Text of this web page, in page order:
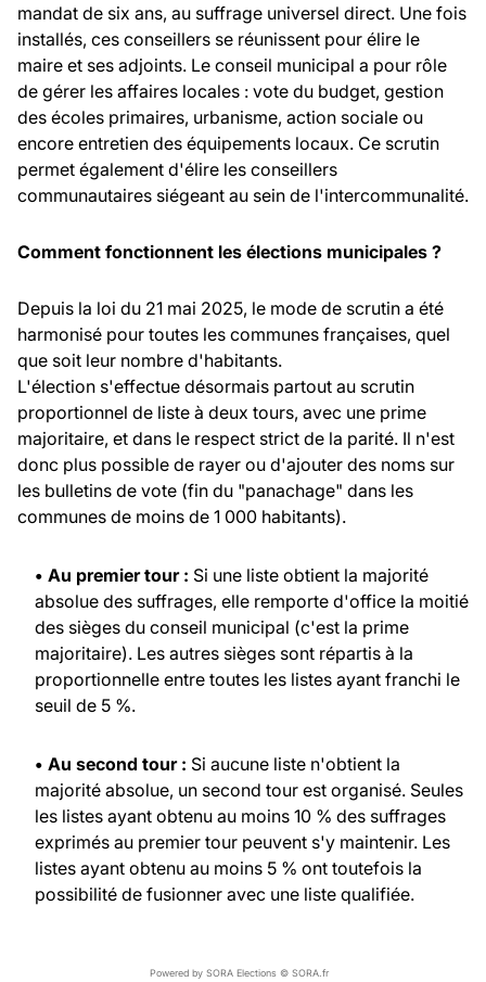
mandat de six ans, au suffrage universel direct. Une fois
installés, ces conseillers se réunissent pour élire le
maire et ses adjoints. Le conseil municipal a pour rôle
de gérer les affaires locales : vote du budget, gestion
des écoles primaires, urbanisme, action sociale ou
encore entretien des équipements locaux. Ce scrutin
permet également d'élire les conseillers
communautaires siégeant au sein de l'intercommunalité.
Comment fonctionnent les élections municipales ?
Depuis la loi du 21 mai 2025, le mode de scrutin a été
harmonisé pour toutes les communes françaises, quel
que soit leur nombre d'habitants.
L'élection s'effectue désormais partout au scrutin
proportionnel de liste à deux tours, avec une prime
majoritaire, et dans le respect strict de la parité. Il n'est
donc plus possible de rayer ou d'ajouter des noms sur
les bulletins de vote (fin du "panachage" dans les
communes de moins de 1 000 habitants).
• Au premier tour : Si une liste obtient la majorité
absolue des suffrages, elle remporte d'office la moitié
des sièges du conseil municipal (c'est la prime
majoritaire). Les autres sièges sont répartis à la
proportionnelle entre toutes les listes ayant franchi le
seuil de 5 %.
• Au second tour : Si aucune liste n'obtient la
majorité absolue, un second tour est organisé. Seules
les listes ayant obtenu au moins 10 % des suffrages
exprimés au premier tour peuvent s'y maintenir. Les
listes ayant obtenu au moins 5 % ont toutefois la
possibilité de fusionner avec une liste qualifiée.
Powered by SORA Elections © SORA.fr